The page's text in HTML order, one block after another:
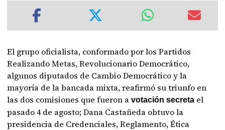
El grupo oficialista, conformado por los Partidos
Realizando Metas, Revolucionario Democrático,
algunos diputados de Cambio Democrático y la
mayoría de la bancada mixta, reafirmó su triunfo en
las dos comisiones que fueron avotación secreta el
pasado 4 de agosto; Dana Castañeda obtuvo la
presidencia de Credenciales, Reglamento, Ética